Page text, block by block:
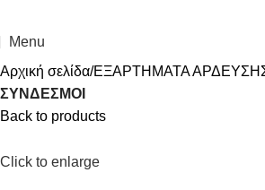
Menu
Αρχική σελίδα ΕΞΑΡΤΗΜΑΤΑ
ΣΥΝΔΕΣΜΟΙ
Back to products
Click to enlarge